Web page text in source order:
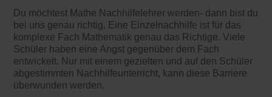
Du möchtest Mathe Nachhilfelehrer werden- dann bist du
bei uns genau richtig. Eine Einzelnachhilfe ist für das
komplexe Fach Mathematik genau das Richtige. Viele
Schüler haben eine Angst gegenüber dem Fach
entwickelt. Nur mit einem gezielten und auf den Schüler
abgestimmten Nachhilfeunterricht, kann diese Barriere
überwunden werden.